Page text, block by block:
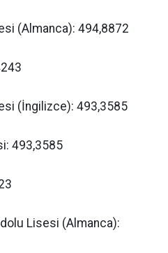
(Almanca): 494,8872
(İngilizce): 493,3585
493,3585
Lisesi (Almanca):